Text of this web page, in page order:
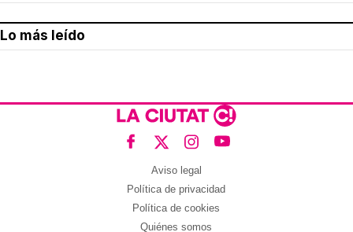
Lo más leído
Aviso legal
Política de privacidad
Política de cookies
Quiénes somos